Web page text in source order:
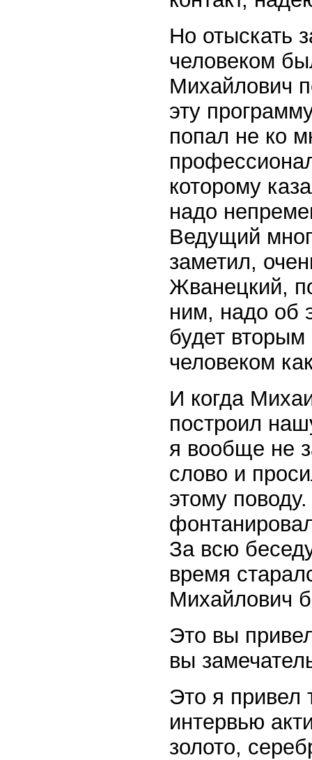
Но отыскать
человеком
Михайлович
эту
попал не ко
которому
надо
Ведущий
заметил,
Жванецкий,
ним, надо об
будет
человеком
И когда
построил
я вообще не
слово и
этому
За всю
время
Михайлович
Это вы
вы
Это я привел
интервью
золото,